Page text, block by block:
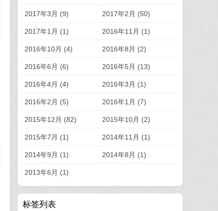
2017年3月 (9) 2017年2月 (50)
2017年1月 (1) 2016年11月 (1)
2016年10月 (4) 2016年8月 (2)
2016年6月 (6) 2016年5月 (13)
2016年4月 (4) 2016年3月 (1)
2016年2月 (5) 2016年1月 (7)
2015年12月 (82) 2015年10月 (2)
2015年7月 (1) 2014年11月 (1)
2014年9月 (1) 2014年8月 (1)
2013年6月 (1)
标签列表